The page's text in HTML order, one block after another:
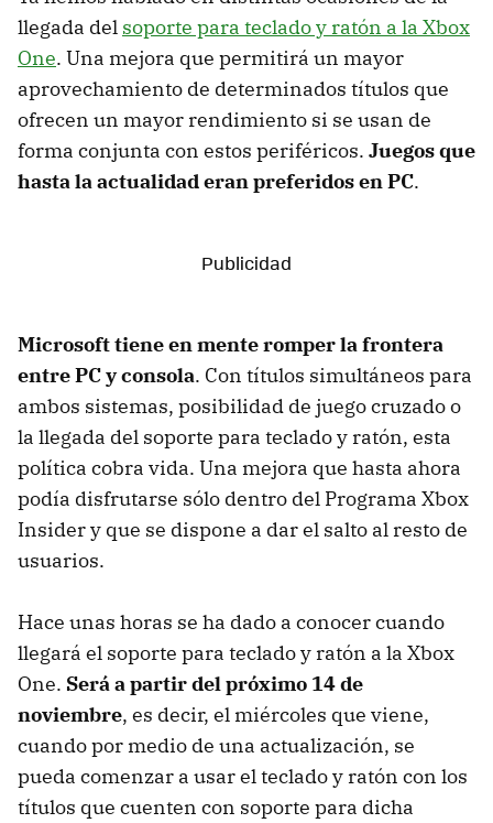
llegada del soporte para teclado y ratón a la Xbox
One. Una mejora que permitirá un mayor
aprovechamiento de determinados títulos que
ofrecen un mayor rendimiento si se usan de
forma conjunta con estos periféricos. Juegos que
hasta la actualidad eran preferidos en PC.
Microsoft tiene en mente romper la frontera
entre PC y consola. Con títulos simultáneos para
ambos sistemas, posibilidad de juego cruzado o
la llegada del soporte para teclado y ratón, esta
política cobra vida. Una mejora que hasta ahora
podía disfrutarse sólo dentro del Programa Xbox
Insider y que se dispone a dar el salto al resto de
usuarios.
Hace unas horas se ha dado a conocer cuando
llegará el soporte para teclado y ratón a la Xbox
One. Será a partir del próximo 14 de
noviembre, es decir, el miércoles que viene,
cuando por medio de una actualización, se
pueda comenzar a usar el teclado y ratón con los
títulos que cuenten con soporte para dicha